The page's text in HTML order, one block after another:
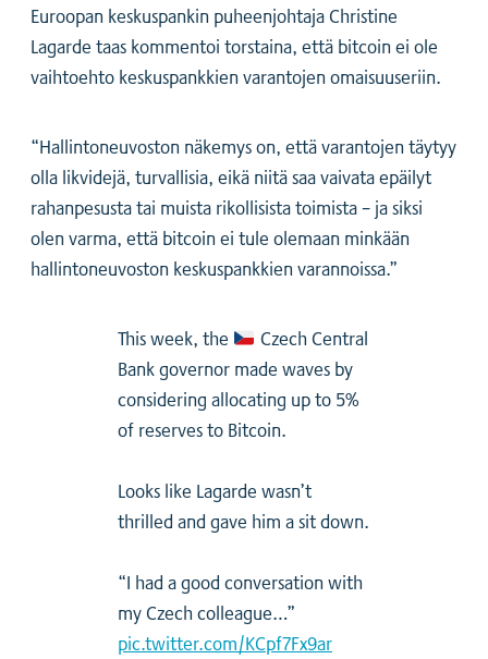
Euroopan keskuspankin puheenjohtaja Christine
Lagarde taas kommentoi torstaina, että bitcoin ei ole
vaihtoehto keskuspankkien varantojen omaisuuseriin.
“Hallintoneuvoston näkemys on, että varantojen täytyy
olla likvidejä, turvallisia, eikä niitä saa vaivata epäilyt
rahanpesusta tai muista rikollisista toimista – ja siksi
olen varma, että bitcoin ei tule olemaan minkään
hallintoneuvoston keskuspankkien varannoissa.”
This week, the
Czech Central
Bank governor made waves by
considering allocating up to 5%
of reserves to Bitcoin.
Looks like Lagarde wasn’t
thrilled and gave him a sit down.
“I had a good conversation with
my Czech colleague…”
pic.twitter.com/KCpf7Fx9ar